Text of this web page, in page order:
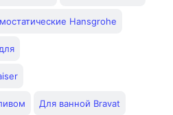
Hansgrohe
Для ванной Bravat